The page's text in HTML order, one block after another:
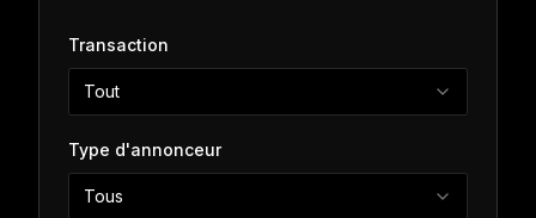
Transaction
Tout
Type d'annonceur
Tous